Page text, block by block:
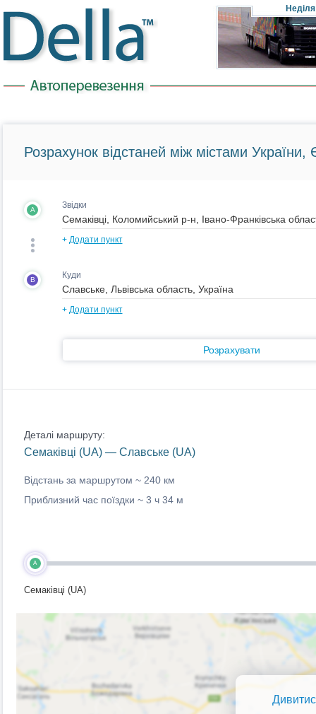
Неділя
Розрахунок відстаней між містами України,
A Звідки
+ Додати пункт
B Куди
+ Додати пункт
Розрахувати
Деталі маршруту:
Семаківці (UA) — Славське (UA)
Відстань за маршрутом ~ 240 км
Приблизний час поїздки ~ 3 ч 34 м
A
Семаківці (UA)